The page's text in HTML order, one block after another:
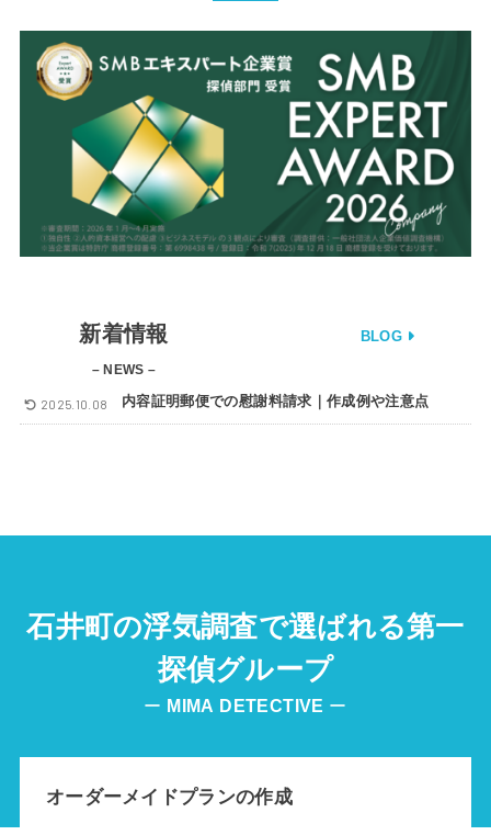
新着情報
– NEWS –
BLOG
内容証明郵便での慰謝料請求｜作成例や注意点
2025.10.08
石井町の浮気調査で選ばれる第一
探偵グループ
ー MIMA DETECTIVE ー
オーダーメイドプランの作成